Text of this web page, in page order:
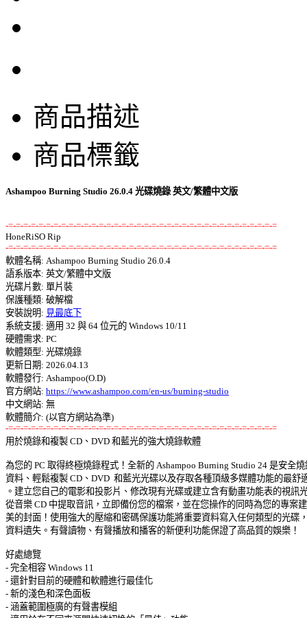
商品描述
商品標籤
Ashampoo Burning Studio 26.0.4 光碟燒錄 英文/繁體中文版
-=-=-=-=-=-=-=-=-=-=-=-=-=-=-=-=-=-=-=-=-=-=-=-=-=-=-=-=-=-=-=-=-=-=-=-=
-=-=-=-=-=-=-=-=-=-=-=-=-=-=-=-=-=-=-=-=-=-=-=-=-=-=-=-=-=-=-=-=-=-=-=-=
軟體名稱: Ashampoo Burning Studio 26.0.4
語系版本: 英文/繁體中文版
光碟片數: 單片裝
保護種類: 破解檔
安裝說明: 見最底下
系統支援: 適用 32 與 64 位元的 Windows 10/11
硬體需求: PC
軟體類型: 光碟燒錄
更新日期: 2026.04.13
軟體發行: Ashampoo(O.D)
官方網站: https://www.ashampoo.com/en-us/burning-studio
中文網站: 無
-=-=-=-=-=-=-=-=-=-=-=-=-=-=-=-=-=-=-=-=-=-=-=-=-=-=-=-=-=-=-=-=-=-=-=-=
用於燒錄和複製 CD、DVD 和藍光的強大燒錄軟體
為您的 PC 取得終極燒錄程式！全新的 Ashampoo Burning Studio 24 是安全
資料、輕鬆複製 CD、DVD  和藍光光碟以及存取各種頂級多媒體功能的最舒
。建立您自己的電影和投影片、修改現有光碟或建立含有動畫功能表的視訊
從音樂 CD 中提取音訊，立即備份您的檔案，並在您操作的同時為您的專案
美的封面！使用強大的壓縮和密碼保護功能將重要資料寫入任何類型的光碟
資料遺失。有聲讀物、有聲播放和播客的新便利功能保證了高品質的娛樂！
好處總覽
- 完全相容 Windows 11
- 還針對目前的硬體和軟體進行最佳化
- 新的淺色和深色面板
- 涵蓋範圍極廣的有聲書模組